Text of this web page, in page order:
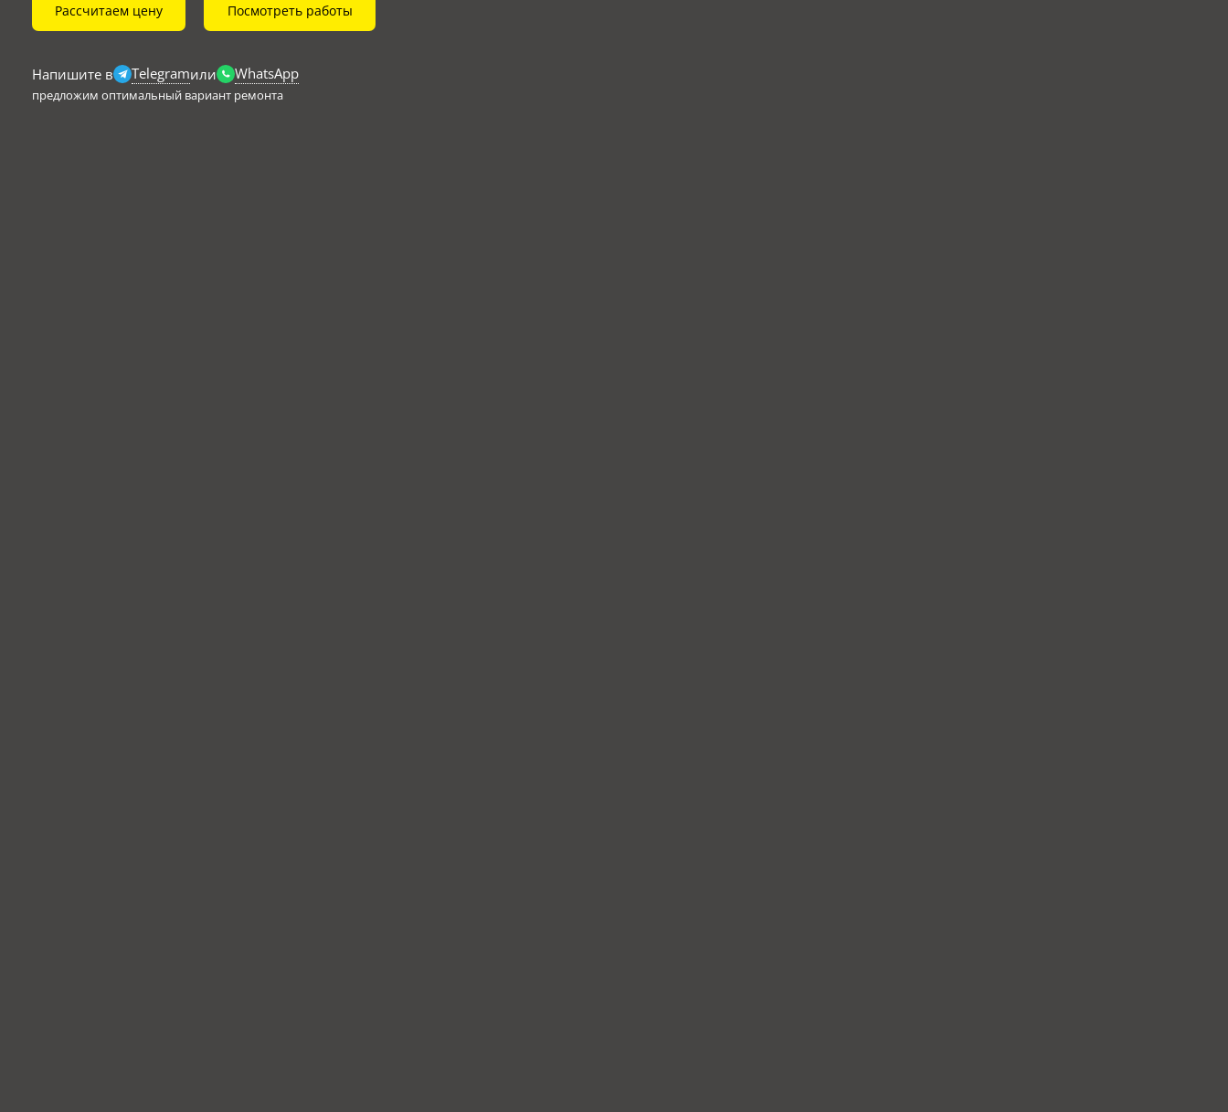
Рассчитаем цену Посмотреть работы
Напишите в Telegramили WhatsApp
предложим оптимальный вариант ремонта